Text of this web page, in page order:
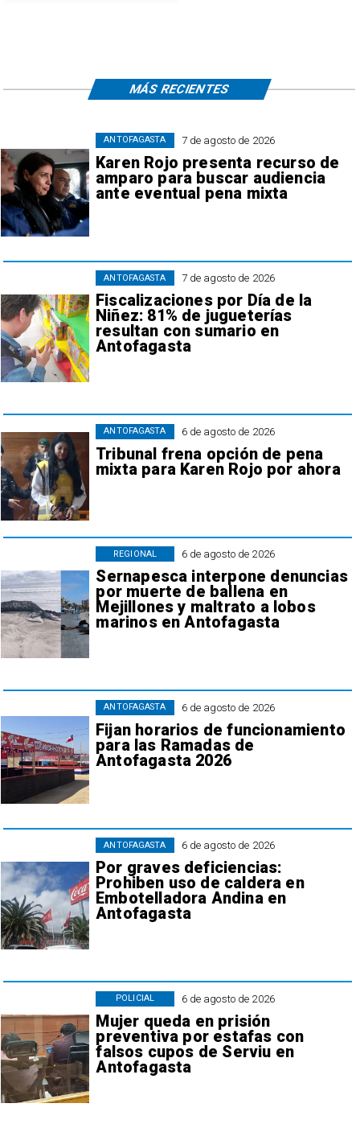
7 de agosto de 2026
Karen Rojo presenta recurso de
amparo para buscar audiencia
ante eventual pena mixta
ANTOFAGASTA
7 de agosto de 2026
Fiscalizaciones por Día de la
Niñez: 81% de jugueterías
resultan con sumario en
Antofagasta
ANTOFAGASTA
6 de agosto de 2026
Tribunal frena opción de pena
mixta para Karen Rojo por ahora
ANTOFAGASTA
6 de agosto de 2026
Sernapesca interpone denuncias
por muerte de ballena en
Mejillones y maltrato a lobos
marinos en Antofagasta
REGIONAL
6 de agosto de 2026
Fijan horarios de funcionamiento
para las Ramadas de
Antofagasta 2026
ANTOFAGASTA
6 de agosto de 2026
Por graves deficiencias:
Prohiben uso de caldera en
Embotelladora Andina en
Antofagasta
ANTOFAGASTA
6 de agosto de 2026
Mujer queda en prisión
preventiva por estafas con
falsos cupos de Serviu en
Antofagasta
POLICIAL
MÁS RECIENTES